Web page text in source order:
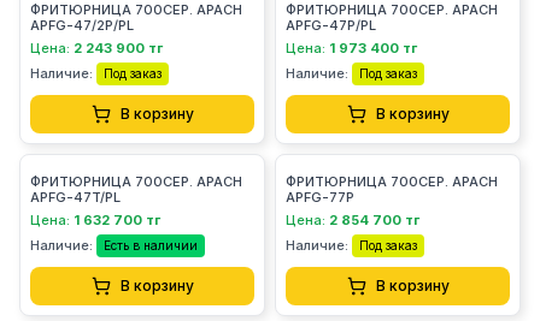
ФРИТЮРНИЦА 700СЕР. APACH
APFG-47/2P/PL
Цена: 2 243 900 тг
Наличие:
Под заказ
В корзину
ФРИТЮРНИЦА 700СЕР. APACH
APFG-47P/PL
Цена: 1 973 400 тг
Наличие:
Под заказ
В корзину
ФРИТЮРНИЦА 700СЕР. APACH
APFG-47T/PL
Цена: 1 632 700 тг
Наличие:
Есть в наличии
В корзину
ФРИТЮРНИЦА 700СЕР. APACH
APFG-77P
Цена: 2 854 700 тг
Наличие:
Под заказ
В корзину